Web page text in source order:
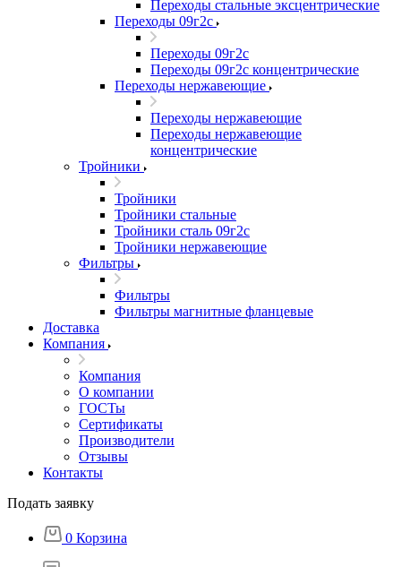
Переходы стальные эксцентрические
Переходы 09г2с
Переходы 09г2с
Переходы 09г2с концентрические
Переходы нержавеющие
Переходы нержавеющие
Переходы нержавеющие
концентрические
Тройники
Тройники
Тройники стальные
Тройники сталь 09г2с
Тройники нержавеющие
Фильтры
Фильтры
Фильтры магнитные фланцевые
Доставка
Компания
Компания
О компании
ГОСТы
Сертификаты
Производители
Отзывы
Контакты
Подать заявку
0 Корзина